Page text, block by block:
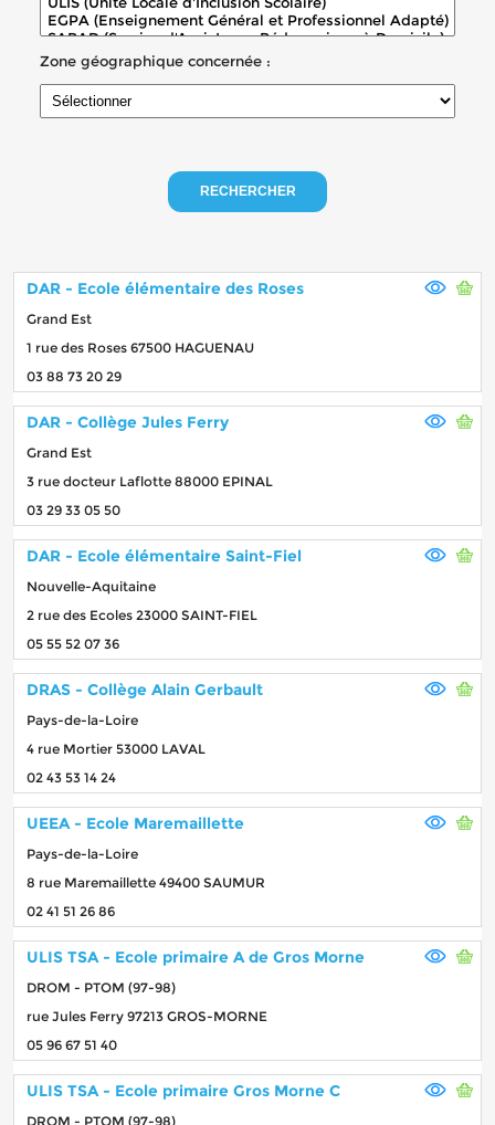
Zone géographique concernée :
RECHERCHER
DAR - Ecole élémentaire des Roses
Grand Est
1 rue des Roses 67500 HAGUENAU
03 88 73 20 29
DAR - Collège Jules Ferry
Grand Est
3 rue docteur Laflotte 88000 EPINAL
03 29 33 05 50
DAR - Ecole élémentaire Saint-Fiel
Nouvelle-Aquitaine
2 rue des Ecoles 23000 SAINT-FIEL
05 55 52 07 36
DRAS - Collège Alain Gerbault
Pays-de-la-Loire
4 rue Mortier 53000 LAVAL
02 43 53 14 24
UEEA - Ecole Maremaillette
Pays-de-la-Loire
8 rue Maremaillette 49400 SAUMUR
02 41 51 26 86
ULIS TSA - Ecole primaire A de Gros Morne
DROM - PTOM (97-98)
rue Jules Ferry 97213 GROS-MORNE
05 96 67 51 40
ULIS TSA - Ecole primaire Gros Morne C
DROM - PTOM (97-98)